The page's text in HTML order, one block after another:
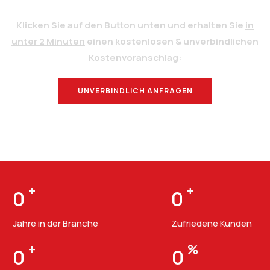
Klicken Sie auf den Button unten und erhalten Sie in
unter 2 Minuten einen kostenlosen & unverbindlichen
Kostenvoranschlag:
UNVERBINDLICH ANFRAGEN
0 +
Jahre in der Branche
0 +
Zufriedene Kunden
0 + 0 %